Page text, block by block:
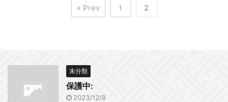
« Prev 1 2
未分類
保護中:
2023/12/8